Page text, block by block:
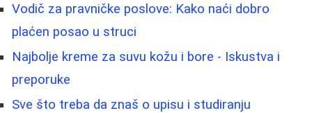
Vodič za pravničke poslove: Kako naći dobro
plaćen posao u struci
Najbolje kreme za suvu kožu i bore - Iskustva i
preporuke
Sve što treba da znaš o upisu i studiranju